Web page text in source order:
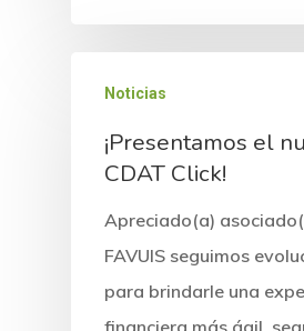
Noticias
¡Presentamos el
CDAT Click!
Apreciado(a)
FAVUIS seguimos
para brindarle una